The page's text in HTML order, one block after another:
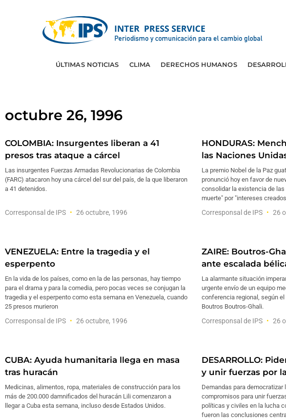
ÚLTIMAS NOTICIAS CLIMA DERECHOS HUMANOS
octubre 26, 1996
COLOMBIA: Insurgentes liberan a 41
presos tras ataque a cárcel
Las insurgentes Fuerzas Armadas Revolucionarias de Colombia
(FARC) atacaron hoy una cárcel del sur del país, de la que liberaron
a 41 detenidos.
Corresponsal de IPS 26 octubre, 1996
HONDURAS:
las Naciones
La premio Nobel de la Paz
pronunció hoy en favor de
consolidar la existencia de
muerte" por "intereses
Corresponsal de IPS 26
VENEZUELA: Entre la tragedia y el
esperpento
En la vida de los países, como en la de las personas, hay tiempo
para el drama y para la comedia, pero pocas veces se conjugan la
tragedia y el esperpento como esta semana en Venezuela, cuando
25 presos murieron
Corresponsal de IPS 26 octubre, 1996
ZAIRE: Boutros-
ante escalada
La alarmante situación
urgente envío de un equipo
conferencia regional, según
Boutros Boutros-Ghali.
Corresponsal de IPS 26
CUBA: Ayuda humanitaria llega en masa
tras huracán
Medicinas, alimentos, ropa, materiales de construcción para los
más de 200.000 damnificados del huracán Lili comenzaron a
llegar a Cuba esta semana, incluso desde Estados Unidos.
DESARROLLO:
y unir fuerzas por
Demandas para democratizar
compromisos para unir
políticas y civiles en la lucha
fueron las conclusiones